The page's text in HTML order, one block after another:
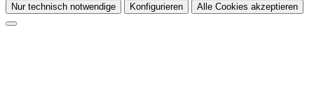
Nur technisch notwendige Konfigurieren Alle Cookies akzeptieren